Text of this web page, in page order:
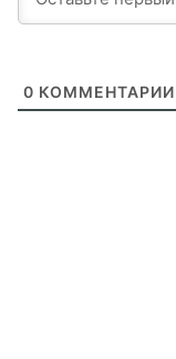
0 КОММЕНТАРИИ